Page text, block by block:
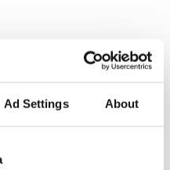
Ad Settings About
2015 har pr-